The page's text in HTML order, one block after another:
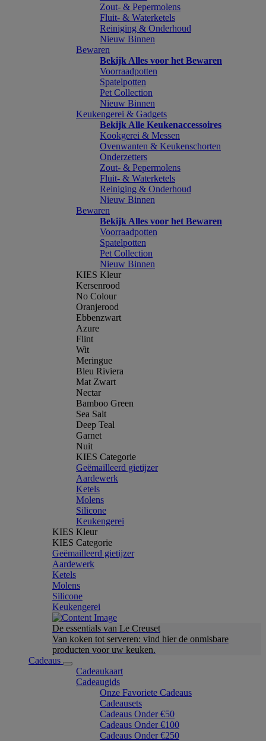
Zout- & Pepermolens
Fluit- & Waterketels
Reiniging & Onderhoud
Nieuw Binnen
Bewaren
Bekijk Alles voor het Bewaren
Voorraadpotten
Spatelpotten
Pet Collection
Nieuw Binnen
Keukengerei & Gadgets
Bekijk Alle Keukenaccessoires
Kookgerei & Messen
Ovenwanten & Keukenschorten
Onderzetters
Zout- & Pepermolens
Fluit- & Waterketels
Reiniging & Onderhoud
Nieuw Binnen
Bewaren
Bekijk Alles voor het Bewaren
Voorraadpotten
Spatelpotten
Pet Collection
Nieuw Binnen
KIES Kleur
Kersenrood
No Colour
Oranjerood
Ebbenzwart
Azure
Flint
Wit
Meringue
Bleu Riviera
Mat Zwart
Nectar
Bamboo Green
Sea Salt
Deep Teal
Garnet
Nuit
KIES Categorie
Geëmailleerd gietijzer
Aardewerk
Ketels
Molens
Silicone
Keukengerei
KIES Kleur
KIES Categorie
Geëmailleerd gietijzer
Aardewerk
Ketels
Molens
Silicone
Keukengerei
De essentials van Le Creuset
Van koken tot serveren: vind hier de onmisbare
producten voor uw keuken.
Cadeaus
Cadeaukaart
Cadeaugids
Onze Favoriete Cadeaus
Cadeausets
Cadeaus Onder €50
Cadeaus Onder €100
Cadeaus Onder €250